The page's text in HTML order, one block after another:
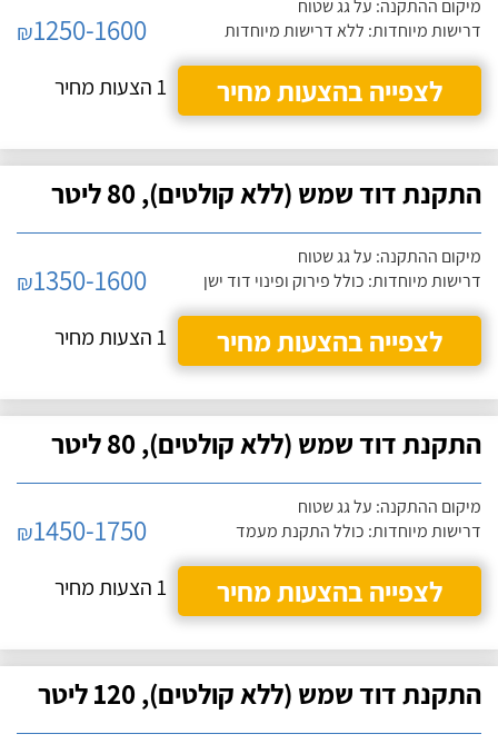
מיקום ההתקנה: על גג שטוח
דרישות מיוחדות: ללא דרישות מיוחדות
₪1250-1600
לצפייה בהצעות מחיר
1 הצעות מחיר
התקנת דוד שמש (ללא קולטים), 80 ליטר
מיקום ההתקנה: על גג שטוח
דרישות מיוחדות: כולל פירוק ופינוי דוד ישן
₪1350-1600
לצפייה בהצעות מחיר
1 הצעות מחיר
התקנת דוד שמש (ללא קולטים), 80 ליטר
מיקום ההתקנה: על גג שטוח
דרישות מיוחדות: כולל התקנת מעמד
₪1450-1750
לצפייה בהצעות מחיר
1 הצעות מחיר
התקנת דוד שמש (ללא קולטים), 120 ליטר